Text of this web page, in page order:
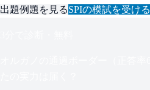
出題例題を見るSPIの模試を受ける